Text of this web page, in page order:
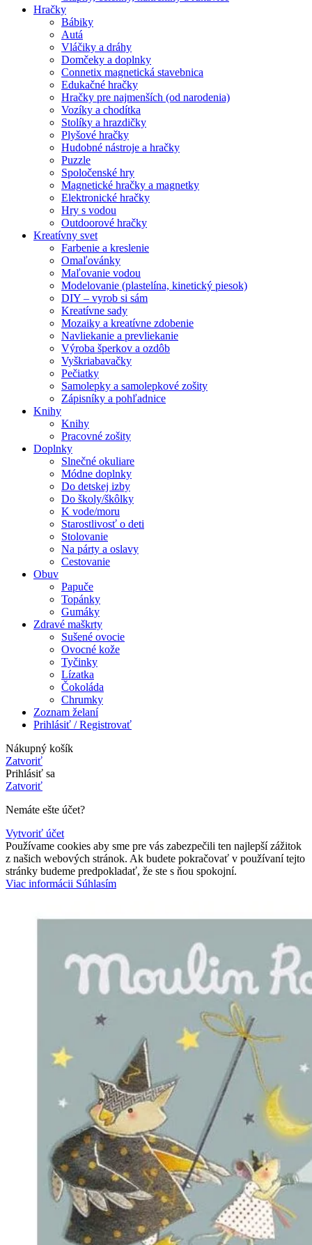
Hračky
Bábiky
Autá
Vláčiky a dráhy
Domčeky a doplnky
Connetix magnetická stavebnica
Edukačné hračky
Hračky pre najmenších (od narodenia)
Vozíky a chodítka
Stolíky a hrazdičky
Plyšové hračky
Hudobné nástroje a hračky
Puzzle
Spoločenské hry
Magnetické hračky a magnetky
Elektronické hračky
Hry s vodou
Outdoorové hračky
Kreatívny svet
Farbenie a kreslenie
Omaľovánky
Maľovanie vodou
Modelovanie (plastelína, kinetický piesok)
DIY – vyrob si sám
Kreatívne sady
Mozaiky a kreatívne zdobenie
Navliekanie a prevliekanie
Výroba šperkov a ozdôb
Vyškriabavačky
Pečiatky
Samolepky a samolepkové zošity
Zápisníky a pohľadnice
Knihy
Knihy
Pracovné zošity
Doplnky
Slnečné okuliare
Módne doplnky
Do detskej izby
Do školy/škôlky
K vode/moru
Starostlivosť o deti
Stolovanie
Na párty a oslavy
Cestovanie
Obuv
Papuče
Topánky
Gumáky
Zdravé maškrty
Sušené ovocie
Ovocné kože
Tyčinky
Lízatka
Čokoláda
Chrumky
Zoznam želaní
Prihlásiť / Registrovať
Nákupný košík
Zatvoriť
Prihlásiť sa
Zatvoriť
Nemáte ešte účet?
Vytvoriť účet
Používame cookies aby sme pre vás zabezpečili ten najlepší zážitok
z našich webových stránok. Ak budete pokračovať v používaní tejto
stránky budeme predpokladať, že ste s ňou spokojní.
Viac informácii Viac
Súhlasím